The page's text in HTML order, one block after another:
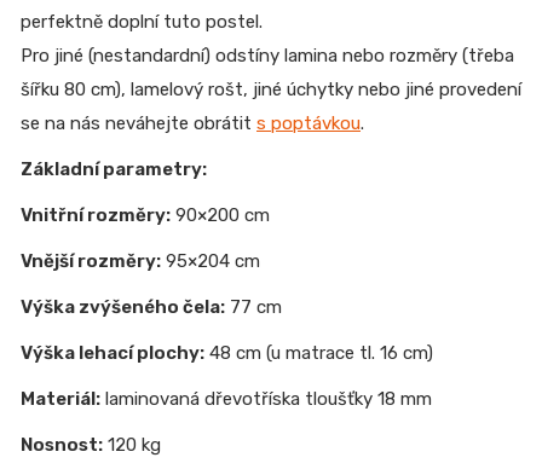
perfektně doplní tuto postel.
Pro jiné (nestandardní) odstíny lamina nebo rozměry (třeba
šířku 80 cm), lamelový rošt, jiné úchytky nebo jiné provedení
se na nás neváhejte obrátit s poptávkou.
Základní parametry:
Vnitřní rozměry: 90×200 cm
Vnější rozměry: 95×204 cm
Výška zvýšeného čela: 77 cm
Výška lehací plochy: 48 cm (u matrace tl. 16 cm)
Materiál: laminovaná dřevotříska tloušťky 18 mm
Nosnost: 120 kg